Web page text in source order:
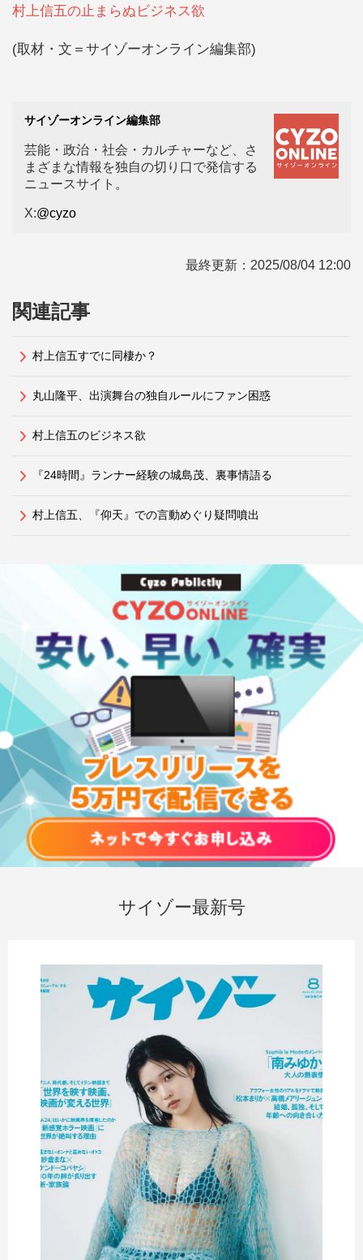
村上信五の止まらぬビジネス欲
(取材・文＝サイゾーオンライン編集部)
サイゾーオンライン編集部
芸能・政治・社会・カルチャーなど、さ
まざまな情報を独自の切り口で発信する
ニュースサイト。
X:@cyzo
最終更新： 2025/08/04 12:00
関連記事
村上信五すでに同棲か？
丸山隆平、出演舞台の独自ルールにファン困惑
村上信五のビジネス欲
『24時間』ランナー経験の城島茂、裏事情語る
村上信五、『仰天』での言動めぐり疑問噴出
サイゾー最新号